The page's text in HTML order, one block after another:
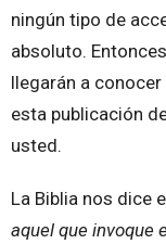
ningún tipo de
absoluto.
llegarán a
esta publicación
usted.
La Biblia nos dice
aquel que invoque